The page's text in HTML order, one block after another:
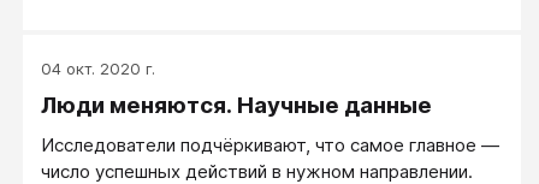
мышления.
04 окт. 2020 г.
Люди меняются. Научные данные
Исследователи подчёркивают, что самое главное —
число успешных действий в нужном направлении.